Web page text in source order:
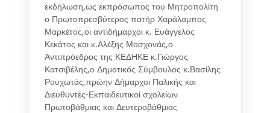
εκδήλωση,ως εκπρόσωπος του Μητροπολίτη
ο Πρωτοπρεσβύτερος πατήρ Χαράλαμπος
Μαρκέτος,οι αντιδήμαρχοι κ. Ευάγγελος
Κεκάτος και κ.Αλέξης Μοσχονάς,ο
Αντιπρόεδρος της ΚΕΔΗΚΕ κ.Γιώργος
Κατσιβέλης,ο Δημοτικός Σύμβουλος κ.Βασίλης
Ρουχωτάς,πρώην Δήμαρχοι Παλικής και
Διευθυντές-Εκπαιδευτικοί σχολείων
Πρωτοβάθμιας και Δευτεροβάθμιας